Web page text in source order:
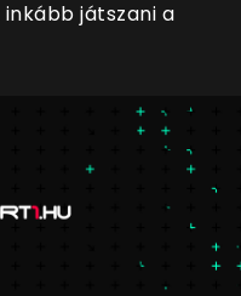
játszani a